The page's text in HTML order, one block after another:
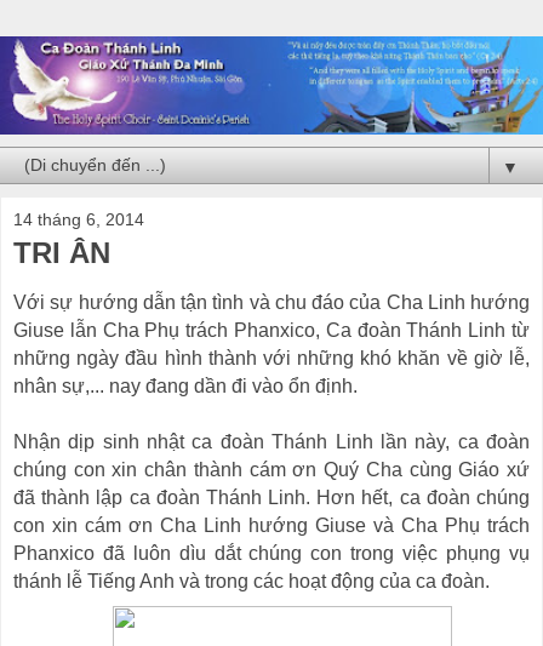
▼
14 tháng 6, 2014
TRI ÂN
Với sự hướng dẫn tận tình và chu đáo của Cha Linh hướng
Giuse lẫn Cha Phụ trách Phanxico, Ca đoàn Thánh Linh từ
những ngày đầu hình thành với những khó khăn về giờ lễ,
nhân sự,... nay đang dần đi vào ổn định.
Nhận dịp sinh nhật ca đoàn Thánh Linh lần này, ca đoàn
chúng con xin chân thành cám ơn Quý Cha cùng Giáo xứ
đã thành lập ca đoàn Thánh Linh. Hơn hết, ca đoàn chúng
con xin cám ơn Cha Linh hướng Giuse và Cha Phụ trách
Phanxico đã luôn dìu dắt chúng con trong việc phụng vụ
thánh lễ Tiếng Anh và trong các hoạt động của ca đoàn.